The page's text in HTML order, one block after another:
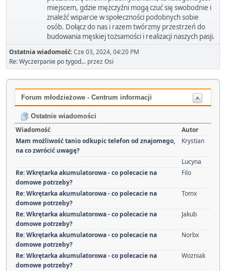
miejscem, gdzie mężczyźni mogą czuć się swobodnie i
znaleźć wsparcie w społeczności podobnych sobie
osób. Dołącz do nas i razem twórzmy przestrzeń do
budowania męskiej tożsamości i realizacji naszych pasji.
Ostatnia wiadomość:Cze 03, 2024, 04:20 PM
Re: Wyczerpanie po tygod... przezOsi
Forum młodzieżowe - Centrum informacji
Ostatnie wiadomości
Wiadomość
Autor
Mam możliwość tanio odkupic telefon od znajomego,
na co zwrócić uwagę?
Krystian
Lucyna
Re: Wkrętarka akumulatorowa - co polecacie na
domowe potrzeby?
Filo
Re: Wkrętarka akumulatorowa - co polecacie na
domowe potrzeby?
Tomx
Re: Wkrętarka akumulatorowa - co polecacie na
domowe potrzeby?
Jakub
Re: Wkrętarka akumulatorowa - co polecacie na
domowe potrzeby?
Norbx
Re: Wkrętarka akumulatorowa - co polecacie na
domowe potrzeby?
Wozniak